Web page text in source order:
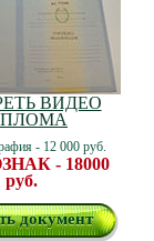
ВИДЕО
- 12 000 руб.
- 18000
руб.
документ